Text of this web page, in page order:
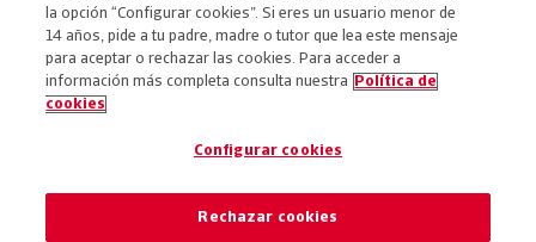
Accesibilidad
Aviso legal
la opción “Configurar cookies”. Si eres un usuario menor de
14 años, pide a tu padre, madre o tutor que lea este mensaje
para aceptar o rechazar las cookies. Para acceder a
información más completa consulta nuestra
Política de
cookies
Configurar cookies
Rechazar cookies